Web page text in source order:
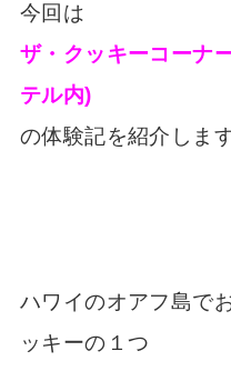
今回は
ザ・クッキーコーナ
テル内)
の体験記を紹介しま
ハワイのオアフ島で
ッキーの１つ